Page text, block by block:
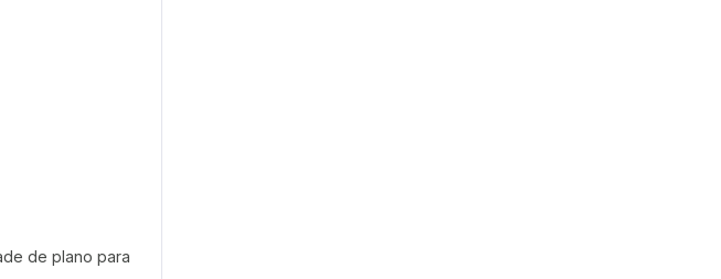
de plano para